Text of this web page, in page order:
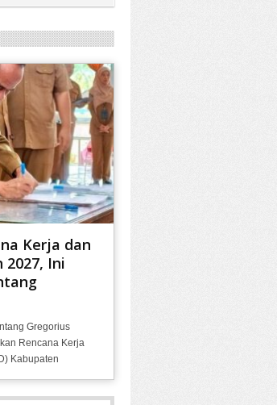
Kerja dan
2027, Ini
Gregorius
Rencana Kerja
Kabupaten